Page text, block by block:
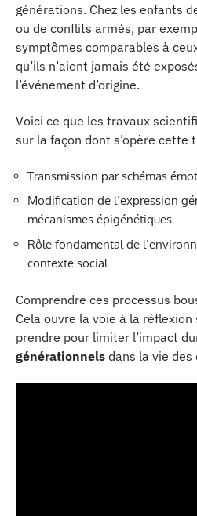
générations. Chez les enfants
ou de conflits armés, par
symptômes comparables à
qu’ils n’aient jamais été
l’événement d’origine.
Voici ce que les travaux
sur la façon dont s’opère cette
Transmission par schémas
Modification de l’expression
mécanismes épigénétiques
Rôle fondamental de
contexte social
Comprendre ces processus
Cela ouvre la voie à la
prendre pour limiter l’impact
générationnels dans la vie